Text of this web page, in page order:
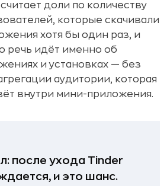
доли по количеству
которые скачивали
хотя бы один раз, и
речь идёт именно об
и установках — без
аудитории, которая
внутри мини-приложения.
после ухода Tinder
и это шанс.